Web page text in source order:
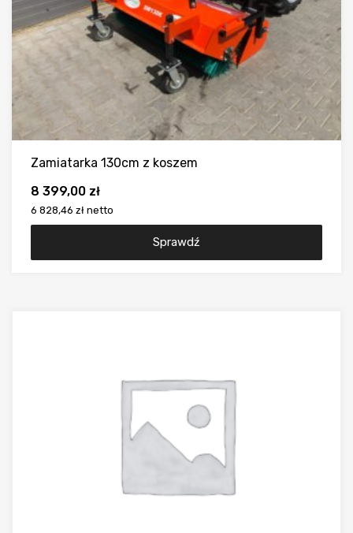
Zamiatarka 130cm z koszem
8 399,00 zł
6 828,46 zł netto
Sprawdź